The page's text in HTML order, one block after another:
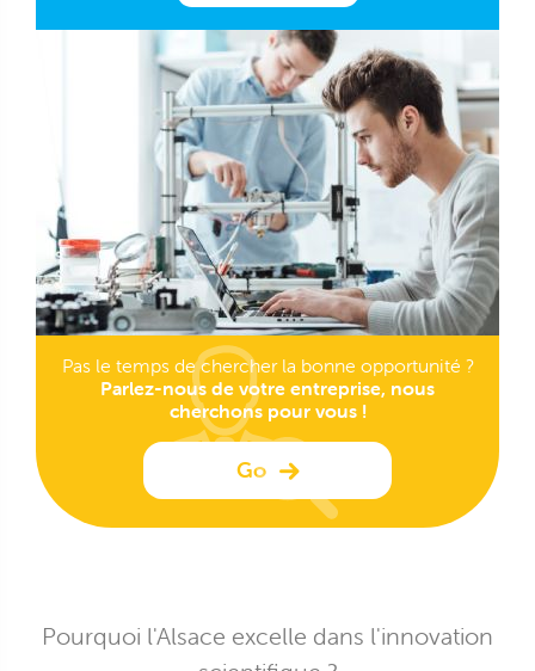
Pas le temps de chercher la bonne opportunité ?
Parlez-nous de votre entreprise, nous
cherchons pour vous !
Go
Pourquoi l'Alsace excelle dans l'innovation